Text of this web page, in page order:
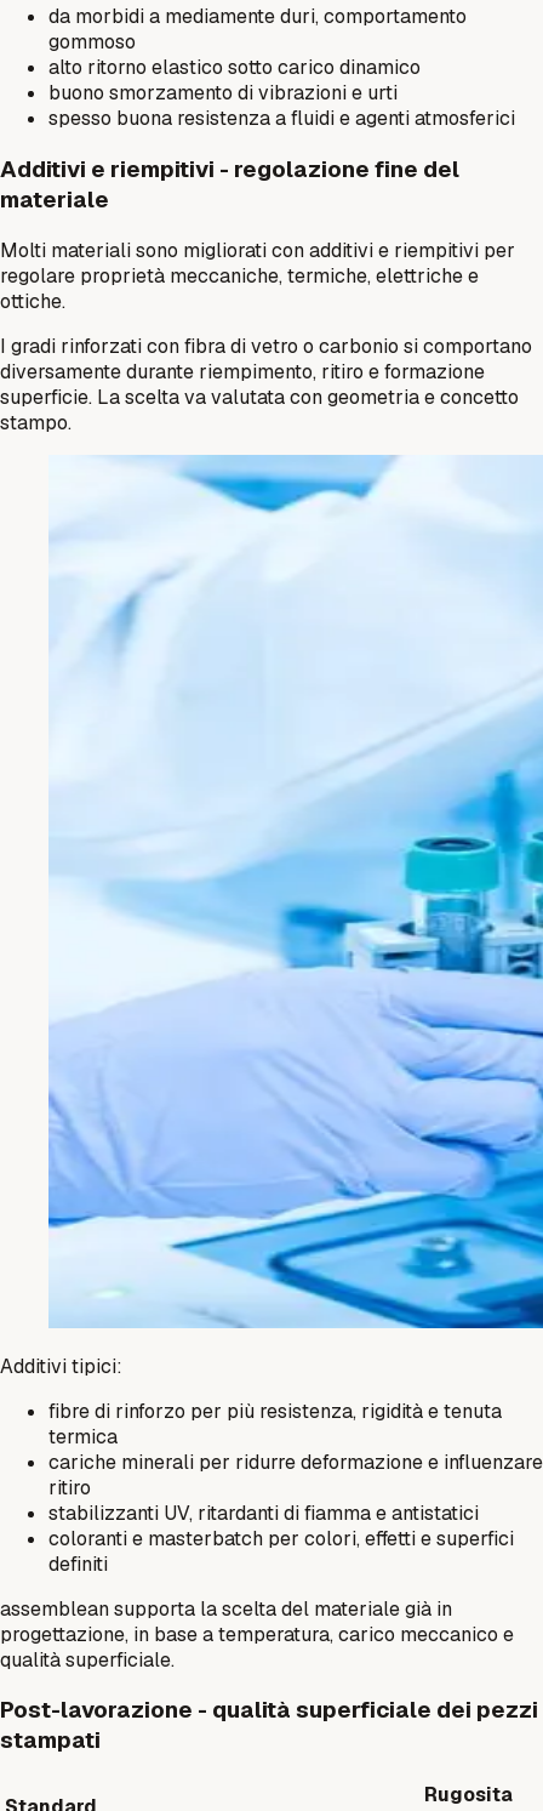
da morbidi a mediamente duri, comportamento
gommoso
alto ritorno elastico sotto carico dinamico
buono smorzamento di vibrazioni e urti
spesso buona resistenza a fluidi e agenti atmosferici
Additivi e riempitivi - regolazione fine del
materiale
Molti materiali sono migliorati con additivi e riempitivi per
regolare proprietà meccaniche, termiche, elettriche e
ottiche.
I gradi rinforzati con fibra di vetro o carbonio si comportano
diversamente durante riempimento, ritiro e formazione
superficie. La scelta va valutata con geometria e concetto
stampo.
Additivi tipici:
fibre di rinforzo per più resistenza, rigidità e tenuta
termica
cariche minerali per ridurre deformazione e influenzare
ritiro
stabilizzanti UV, ritardanti di fiamma e antistatici
coloranti e masterbatch per colori, effetti e superfici
definiti
assemblean supporta la scelta del materiale già in
progettazione, in base a temperatura, carico meccanico e
qualità superficiale.
Post-lavorazione - qualità superficiale dei pezzi
stampati
Rugosita